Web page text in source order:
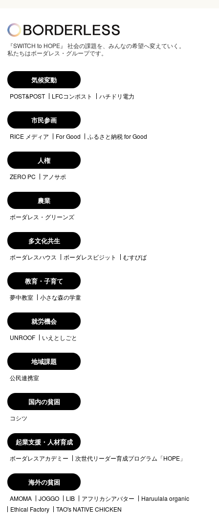
『SWITCH to HOPE』 社会の課題を、みんなの希望へ変えていく。
私たちはボーダレス・グループです。
気候変動
POST&POST LFCコンポスト ハチドリ電力
市民参画
RICE メディア For Good ふるさと納税 for Good
人権
ZERO PC アノサポ
農業
ボーダレス・グリーンズ
多文化共生
ボーダレスハウス ボーダレスビジット むすびば
教育・子育て
夢中教室 小さな森の学童
就労機会
UNROOF いえとしごと
地域課題
公民連携室
国内の貧困
コシツ
起業支援・人材育成
ボーダレスアカデミー 次世代リーダー育成プログラム「HOPE」
海外の貧困
AMOMA JOGGO LIB アフリカシアバター
Haruulala organic
Ethical Factory
TAO's NATIVE CHICKEN